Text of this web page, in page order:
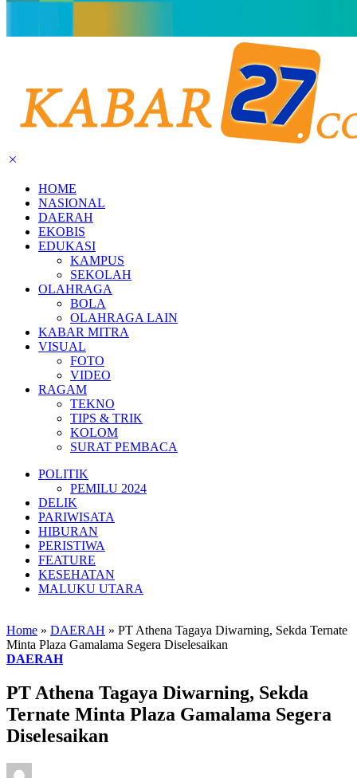
HOME
NASIONAL
DAERAH
EKOBIS
EDUKASI
KAMPUS
SEKOLAH
OLAHRAGA
BOLA
OLAHRAGA LAIN
KABAR MITRA
VISUAL
FOTO
VIDEO
RAGAM
TEKNO
TIPS & TRIK
KOLOM
SURAT PEMBACA
POLITIK
PEMILU 2024
DELIK
PARIWISATA
HIBURAN
PERISTIWA
FEATURE
KESEHATAN
MALUKU UTARA
Home » DAERAH » PT Athena Tagaya Diwarning, Sekda Ternate
Minta Plaza Gamalama Segera Diselesaikan
DAERAH
PT Athena Tagaya Diwarning, Sekda
Ternate Minta Plaza Gamalama Segera
Diselesaikan